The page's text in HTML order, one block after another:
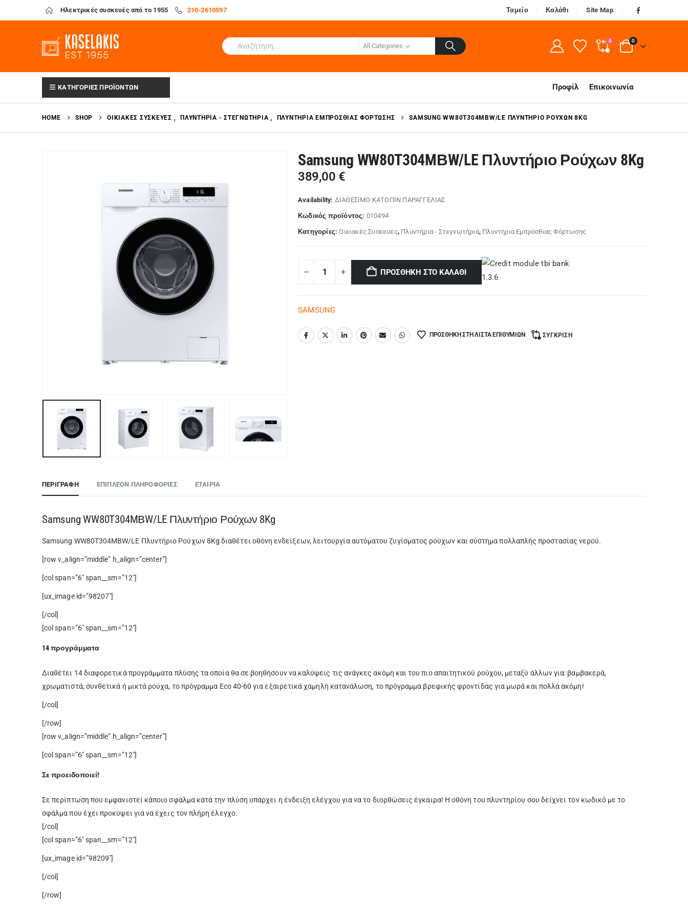
Ηλεκτρικές συσκευές από το 1955 210-2610597 Ταμείο Καλάθι Site Map
All Categories
0 0
ΚΑΤΗΓΟΡΙΕΣ ΠΡΟΪΟΝΤΩΝ Προφίλ Επικοινωνία
HOME SHOP ΟΙΚΙΑΚΈΣ ΣΥΣΚΕΥΈΣ , ΠΛΥΝΤΉΡΙΑ - ΣΤΕΓΝΩΤΉΡΙΑ , ΠΛΥΝΤΉΡΙΑ ΕΜΠΡΌΣΘΙΑΣ ΦΌΡΤΩΣΗΣ SAMSUNG WW80T304MΒW/LE ΠΛΥΝΤΉΡΙΟ ΡΟΎΧΩΝ 8KG
Samsung WW80T304MΒW/LE Πλυντήριο Ρούχων 8Kg
389,00 €
Availability: ΔΙΑΘΕΣΙΜΟ ΚΑΤΟΠΙΝ ΠΑΡΑΓΓΕΛΙΑΣ
Κωδικός προϊόντος: 010494
Κατηγορίες:Οικιακές Συσκευές, Πλυντήρια - Στεγνωτήρια, Πλυντήρια Εμπρόσθιας Φόρτωσης
ΠΡΟΣΘΉΚΗ ΣΤΟ ΚΑΛΆΘΙ
SAMSUNG
ΠΡΟΣΘΉΚΗ ΣΤΗ ΛΊΣΤΑ ΕΠΙΘΥΜΙΏΝ ΣΎΓΚΡΙΣΗ
ΠΕΡΙΓΡΑΦΉ ΕΠΙΠΛΈΟΝ ΠΛΗΡΟΦΟΡΊΕΣ ΕΤΑΙΡΊΑ
Samsung WW80T304MΒW/LE Πλυντήριο Ρούχων 8Kg
Samsung WW80T304MΒW/LE Πλυντήριο Ρούχων 8Kg διαθέτει οθόνη ενδείξεων, λειτουργία αυτόματου ζυγίσματος ρούχων και σύστημα πολλαπλής προστασίας νερού.
[row v_align=”middle” h_align=”center”]
[col span=”6″ span__sm=”12″]
[ux_image id=”98207″]
[/col]
[col span=”6″ span__sm=”12″]
14 προγράμματα
Διαθέτει 14 διαφορετικά προγράμματα πλύσης τα οποία θα σε βοηθήσουν να καλύψεις τις ανάγκες ακόμη και του πιο απαιτητικού ρούχου, μεταξύ άλλων για: βαμβακερά,
χρωματιστά, συνθετικά ή μικτά ρούχα, το πρόγραμμα Eco 40-60 για εξαιρετικά χαμηλή κατανάλωση, το πρόγραμμα βρεφικής φροντίδας για μωρά και πολλά ακόμη!
[/col]
[/row]
[row v_align=”middle” h_align=”center”]
[col span=”6″ span__sm=”12″]
Σε προειδοποιεί!
Σε περίπτωση που εμφανιστεί κάποιο σφάλμα κατά την πλύση υπάρχει η ένδειξη ελέγχου για να το διορθώσεις έγκαιρα! Η οθόνη του πλυντηρίου σου δείχνει τον κωδικό με το
σφάλμα που έχει προκύψει για να έχεις τον πλήρη έλεγχο.
[/col]
[col span=”6″ span__sm=”12″]
[ux_image id=”98209″]
[/col]
[/row]